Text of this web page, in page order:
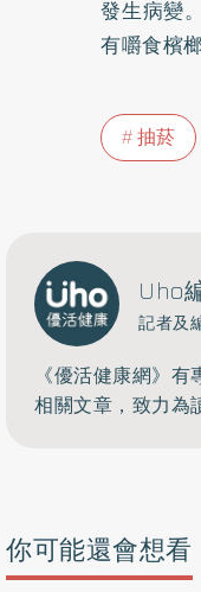
發生病變
有嚼食檳
抽菸
Uho
記者及
《優活健康網》
相關文章，致力為
你可能還會想看